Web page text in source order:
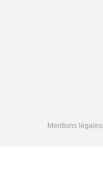
Mentions légales